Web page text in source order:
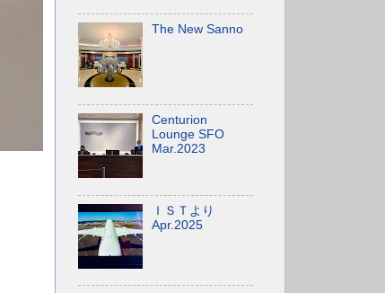
The New Sanno
Centurion
Lounge SFO
Mar.2023
ＩＳＴより
Apr.2025